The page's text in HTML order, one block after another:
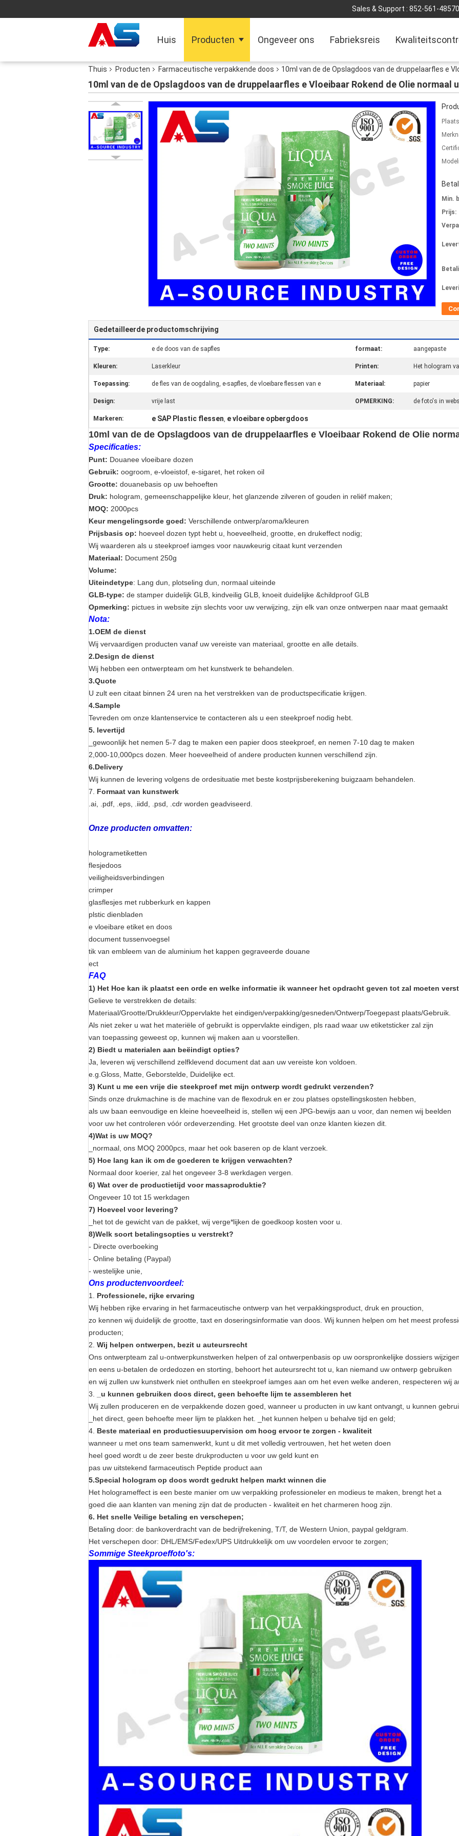
Sales & Support : 852-561-48570
Huis Producten Ongeveer ons Fabrieksreis
Thuis Producten Farmaceutische verpakkende doos 10ml van de de Opslagdoos van de druppelaarfles e
10ml van de de Opslagdoos van de druppelaarfles e Vloeibaar Rokend de Olie normaal
Min.
Prijs:
Gedetailleerde productomschrijving
Type: e de doos van de sapfles formaat: aangepaste
Kleuren: Laserkleur Printen: Het hologram
Toepassing: de fles van de oogdaling, e-sapfles, de vloeibare flessen van e Materiaal: papier
Design: vrije last OPMERKING: de foto's in
Markeren: e SAP Plastic flessen, e vloeibare opbergdoos
10ml van de de Opslagdoos van de druppelaarfles e Vloeibaar Rokend de Olie
Specificaties:
Punt: Douanee vloeibare dozen
Gebruik: oogroom, e-vloeistof, e-sigaret, het roken oil
Grootte: douanebasis op uw behoeften
Druk: hologram, gemeenschappelijke kleur, het glanzende zilveren of gouden in reliëf maken;
MOQ: 2000pcs
Keur mengelingsorde goed: Verschillende ontwerp/aroma/kleuren
Prijsbasis op: hoeveel dozen typt hebt u, hoeveelheid, grootte, en drukeffect nodig;
Wij waarderen als u steekproef iamges voor nauwkeurig citaat kunt verzenden
Materiaal: Document 250g
Volume:
Uiteindetype: Lang dun plotseling dun
normaal uiteinde
GLB-type: de stamper duidelijk GLB kindveilig GLB knoeit duidelijke &childproof GLB
Opmerking: pictues in website zijn slechts voor uw verwijzing, zijn elk van onze ontwerpen naar maat gemaakt
Nota:
1.OEM de dienst
Wij vervaardigen producten vanaf uw vereiste van materiaal, grootte en alle details.
2.Design de dienst
Wij hebben een ontwerpteam om het kunstwerk te behandelen.
3.Quote
U zult een citaat binnen 24 uren na het verstrekken van de productspecificatie krijgen.
4.Sample
Tevreden om onze klantenservice te contacteren als u een steekproef nodig hebt.
5. levertijd
_gewoonlijk het nemen 5-7 dag te maken een papier doos steekproef, en nemen 7-10 dag te maken
2,000-10,000pcs dozen. Meer hoeveelheid of andere producten kunnen verschillend zijn.
6.Delivery
Wij kunnen de levering volgens de ordesituatie met beste kostprijsberekening buigzaam behandelen.
7. Formaat van kunstwerk
.ai, .pdf, .eps, .iidd, .psd, .cdr worden geadviseerd.
Onze producten omvatten:
hologrametiketten
flesjedoos
veiligheidsverbindingen
crimper
glasflesjes met rubberkurk en kappen
plstic dienbladen
e vloeibare etiket en doos
document tussenvoegsel
tik van embleem van de aluminium het kappen gegraveerde douane
ect
FAQ
1) Het Hoe kan ik plaatst een orde en welke informatie ik wanneer het opdracht geven tot zal moeten
Gelieve te verstrekken de details:
Materiaal/Grootte/Drukkleur/Oppervlakte het eindigen/verpakking/gesneden/Ontwerp/Toegepast plaats/Gebruik.
Als niet zeker u wat het materiële of gebruikt is oppervlakte eindigen, pls raad waar uw etiketsticker zal zijn
van toepassing geweest op, kunnen wij maken aan u voorstellen.
2) Biedt u materialen aan beëindigt opties?
Ja, leveren wij verschillend zelfklevend document dat aan uw vereiste kon voldoen.
e.g.Gloss, Matte, Geborstelde, Duidelijke ect.
3) Kunt u me een vrije die steekproef met mijn ontwerp wordt gedrukt verzenden?
Sinds onze drukmachine is de machine van de flexodruk en er zou platses opstellingskosten hebben,
als uw baan eenvoudige en kleine hoeveelheid is, stellen wij een JPG-bewijs aan u voor, dan nemen wij beelden
voor uw het controleren vóór ordeverzending. Het grootste deel van onze klanten kiezen dit.
4)Wat is uw MOQ?
_normaal, ons MOQ 2000pcs, maar het ook baseren op de klant verzoek.
5) Hoe lang kan ik om de goederen te krijgen verwachten?
Normaal door koerier, zal het ongeveer 3-8 werkdagen vergen.
6) Wat over de productietijd voor massaproduktie?
Ongeveer 10 tot 15 werkdagen
7) Hoeveel voor levering?
_het tot de gewicht van de pakket, wij verge*lijken de goedkoop kosten voor u.
8)Welk soort betalingsopties u verstrekt?
- Directe overboeking
- Online betaling (Paypal)
- westelijke unie,
Ons productenvoordeel:
1. Professionele, rijke ervaring
Wij hebben rijke ervaring in het farmaceutische ontwerp van het verpakkingsproduct, druk en prouction,
zo kennen wij duidelijk de grootte, taxt en doseringsinformatie van doos. Wij kunnen helpen om het meest
producten;
2. Wij helpen ontwerpen, bezit u auteursrecht
Ons ontwerpteam zal u-ontwerpkunstwerken helpen of zal ontwerpenbasis op uw oorspronkelijke dossiers wijzigen,
en eens u-betalen de ordedozen en storting, behoort het auteursrecht tot u, kan niemand uw ontwerp gebruiken
en wij zullen uw kunstwerk niet onthullen en steekproef iamges aan om het even welke anderen, respecteren wij
3.
_u kunnen gebruiken doos direct, geen behoefte lijm te assembleren het
Wij zullen produceren en de verpakkende dozen goed, wanneer u producten in uw kant ontvangt, u kunnen
_het direct, geen behoefte meer lijm te plakken het. _het kunnen helpen u behalve tijd en geld;
4. Beste materiaal en productiesuupervision om hoog ervoor te zorgen - kwaliteit
wanneer u met ons team samenwerkt, kunt u dit met volledig vertrouwen, het het weten doen
heel goed wordt u de zeer beste drukproducten u voor uw geld kunt en
pas uw uitstekend farmaceutisch Peptide product aan
5.Special hologram op doos wordt gedrukt helpen markt winnen die
Het hologrameffect is een beste manier om uw verpakking professioneler en modieus te maken, brengt het a
goed die aan klanten van mening zijn dat de producten - kwaliteit en het charmeren hoog zijn.
6. Het snelle Veilige betaling en verschepen;
Betaling door: de bankoverdracht van de bedrijfrekening, T/T, de Western Union, paypal geldgram.
Het verschepen door: DHL/EMS/Fedex/UPS Uitdrukkelijk om uw voordelen ervoor te zorgen;
Sommige Steekproeffoto's: